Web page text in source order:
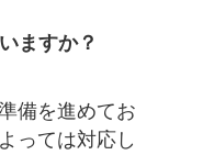
ますか？
備を進めてお
っては対応し